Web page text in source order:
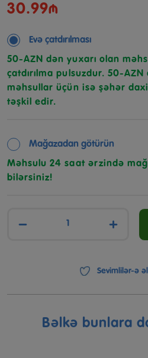
30.99₼
Evə çatdırılması
50-AZN dən yuxarı olan
çatdırılma pulsuzdur. 50-AZN
məhsullar üçün isə şəhər
təşkil edir.
Mağazadan götürün
Məhsulu 24 saat ərzində
bilərsiniz!
− +
Sevimlilər-ə
Bəlkə bunlara